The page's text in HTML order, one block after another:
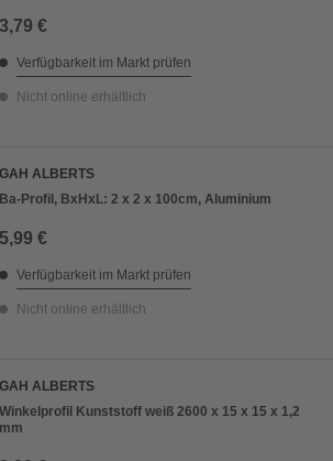
3,79 €
Verfügbarkeit im Markt prüfen
Nicht online erhältlich
GAH ALBERTS
Ba-Profil, BxHxL: 2 x 2 x 100cm, Aluminium
5,99 €
Verfügbarkeit im Markt prüfen
Nicht online erhältlich
GAH ALBERTS
Winkelprofil Kunststoff weiß 2600 x 15 x 15 x 1,2
mm